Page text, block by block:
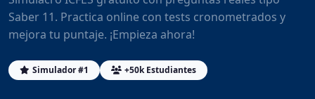
Saber 11. Practica online con tests cronometrados y
mejora tu puntaje. ¡Empieza ahora!
Simulador #1 +50k Estudiantes